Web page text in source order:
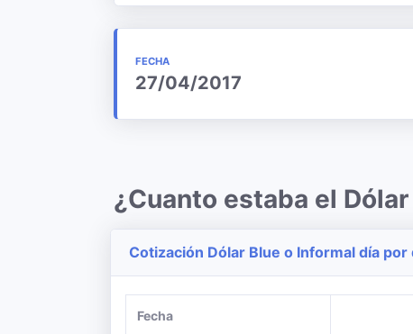
FECHA
27/04/2017
¿Cuanto estaba el
Cotización Dólar Blue o Informal día por
Fecha